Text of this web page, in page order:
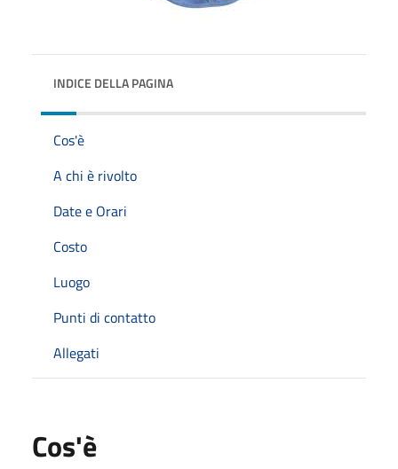
INDICE DELLA PAGINA
Cos'è
A chi è rivolto
Date e Orari
Costo
Luogo
Punti di contatto
Allegati
Cos'è